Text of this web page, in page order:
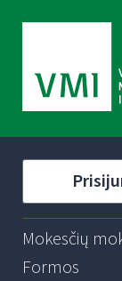
Mokesčių
Formos